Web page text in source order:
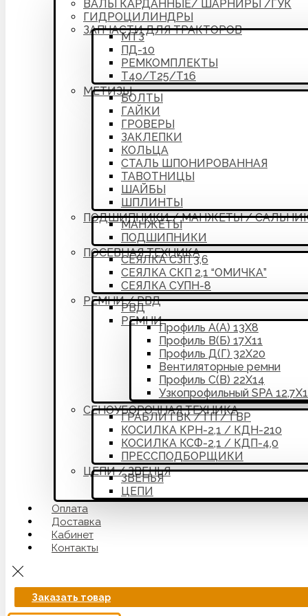
ВАЛЫ КАРДАННЫЕ/ ШАРНИРЫ /ГУК
ГИДРОЦИЛИНДРЫ
ЗАПЧАСТИ ДЛЯ ТРАКТОРОВ
МТЗ
ПД-10
РЕМКОМПЛЕКТЫ
Т40/Т25/Т16
МЕТИЗЫ
БОЛТЫ
ГАЙКИ
ГРОВЕРЫ
ЗАКЛЕПКИ
КОЛЬЦА
СТАЛЬ ШПОНИРОВАННАЯ
ТАВОТНИЦЫ
ШАЙБЫ
ШПЛИНТЫ
ПОДШИПНИКИ / МАНЖЕТЫ /
МАНЖЕТЫ
ПОДШИПНИКИ
ПОСЕВНАЯ ТЕХНИКА
СЕЯЛКА СЗП 3,6
СЕЯЛКА СКП 2,1 “ОМИЧКА”
СЕЯЛКА СУПН-8
РЕМНИ / РВД
РВД
РЕМНИ
Профиль А(А) 13Х8
Профиль В(Б) 17Х11
Профиль Д(Г) 32Х20
Вентиляторные ремни
Профиль С(В) 22Х14
Узкопрофильный SPA
СЕНОУБОРОЧНАЯ ТЕХНИКА
ГРАБЛИ ГВК / ГП / ГВР
КОСИЛКА КРН-2,1 / КДН-210
КОСИЛКА КСФ-2,1 / КДП-4,0
ПРЕССПОДБОРЩИКИ
ЦЕПИ / ЗВЕНЬЯ
ЗВЕНЬЯ
ЦЕПИ
Оплата
Доставка
Кабинет
Контакты
Заказать товар